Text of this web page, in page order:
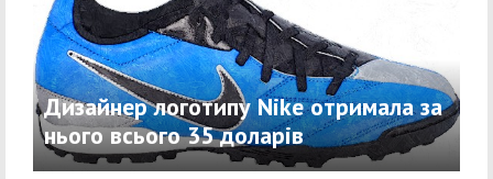
Дизайнер логотипу Nike отримала за
нього всього 35 доларів